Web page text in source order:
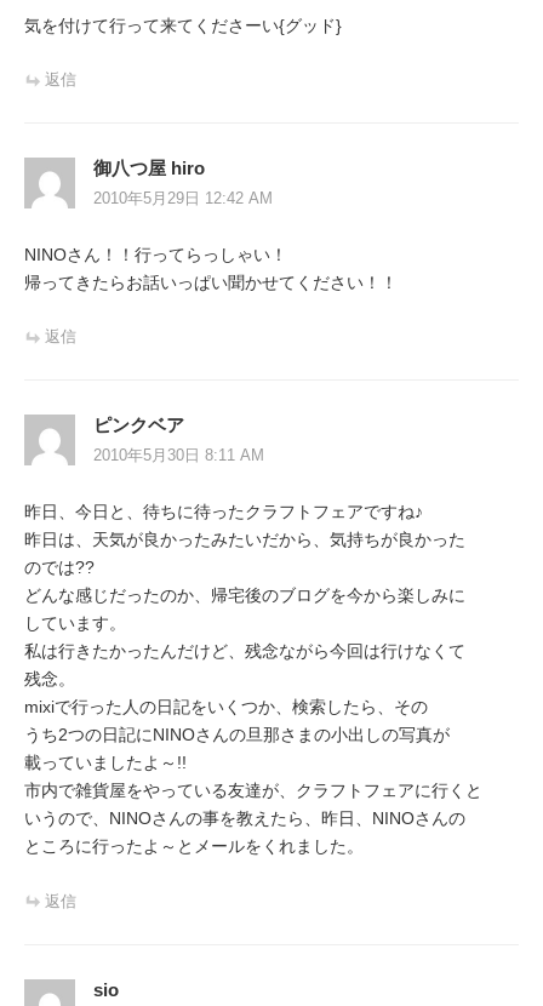
気を付けて行って来てくださーい{グッド}
返信
御八つ屋 hiro
2010年5月29日 12:42 AM
NINOさん！！行ってらっしゃい！
帰ってきたらお話いっぱい聞かせてください！！
返信
ピンクベア
2010年5月30日 8:11 AM
昨日、今日と、待ちに待ったクラフトフェアですね♪
昨日は、天気が良かったみたいだから、気持ちが良かった
のでは??
どんな感じだったのか、帰宅後のブログを今から楽しみに
しています。
私は行きたかったんだけど、残念ながら今回は行けなくて
残念。
mixiで行った人の日記をいくつか、検索したら、その
うち2つの日記にNINOさんの旦那さまの小出しの写真が
載っていましたよ～!!
市内で雑貨屋をやっている友達が、クラフトフェアに行くと
いうので、NINOさんの事を教えたら、昨日、NINOさんの
ところに行ったよ～とメールをくれました。
返信
sio